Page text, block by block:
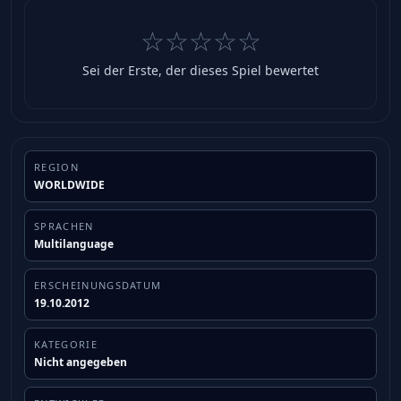
☆☆☆☆☆
Sei der Erste, der dieses Spiel bewertet
REGION
WORLDWIDE
SPRACHEN
Multilanguage
ERSCHEINUNGSDATUM
19.10.2012
KATEGORIE
Nicht angegeben